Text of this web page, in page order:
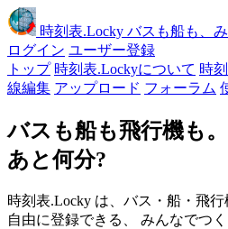
時刻表.Locky バスも船も、
ログイン ユーザー登録
トップ 時刻表.Lockyについて 時
線編集 アップロード フォーラム
バスも船も飛行機も
あと何分?
時刻表.Locky は、バス・船・飛
自由に登録できる、 みんなでつ